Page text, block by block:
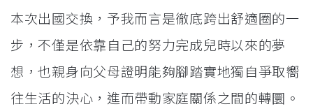
本次出國交換，予我而言是徹底跨出舒適圈的一
步，不僅是依靠自己的努力完成兒時以來的夢
想，也親身向父母證明能夠腳踏實地獨自爭取嚮
往生活的決心，進而帶動家庭關係之間的轉圜。